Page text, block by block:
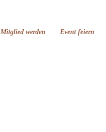
Mitglied werden Event feiern